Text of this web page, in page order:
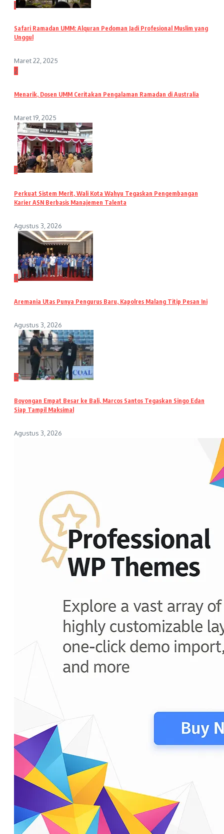
1
Safari Ramadan UMM: Alquran Pedoman Jadi Profesional Muslim yang
Unggul
Maret 22, 2025
2
Menarik, Dosen UMM Ceritakan Pengalaman Ramadan di Australia
Maret 19, 2025
3
Perkuat Sistem Merit, Wali Kota Wahyu Tegaskan Pengembangan
Karier ASN Berbasis Manajemen Talenta
Agustus 3, 2026
4
Aremania Utas Punya Pengurus Baru, Kapolres Malang Titip Pesan Ini
Agustus 3, 2026
5
Boyongan Empat Besar ke Bali, Marcos Santos Tegaskan Singo Edan
Siap Tampil Maksimal
Agustus 3, 2026